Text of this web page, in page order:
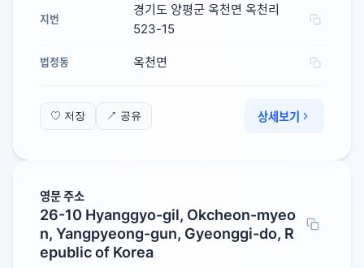
지번
경기도 양평군 옥천면 옥천리
523-15
법정동 옥천면
♡ 저장 ↗ 공유 상세보기
영문 주소
26-10 Hyanggyo-gil, Okcheon-myeo
n, Yangpyeong-gun, Gyeonggi-do, R
epublic of Korea